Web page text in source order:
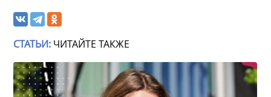
СТАТЬИ: ЧИТАЙТЕ ТАКЖЕ